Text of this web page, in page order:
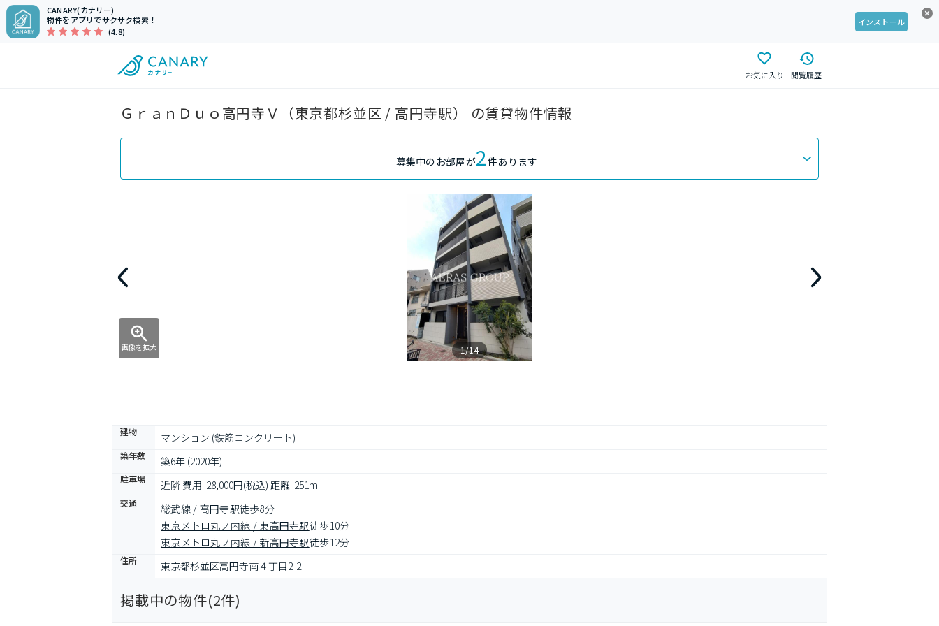
CANARY(カナリー)
物件をアプリでサクサク検索！
(4.8)
インストール
お気に入り 閲覧履歴
ＧｒａｎＤｕｏ高円寺Ｖ（東京都杉並区 / 高円寺駅） の賃貸物件情報
募集中のお部屋が2件あります
画像を拡大 1/14
建物 マンション (鉄筋コンクリート)
築年数 築6年 (2020年)
駐車場 近隣 費用: 28,000円(税込) 距離: 251m
交通 総武線 / 高円寺駅徒歩8分
東京メトロ丸ノ内線 / 東高円寺駅徒歩10分
東京メトロ丸ノ内線 / 新高円寺駅徒歩12分
住所 東京都杉並区高円寺南４丁目2-2
掲載中の物件(2件)